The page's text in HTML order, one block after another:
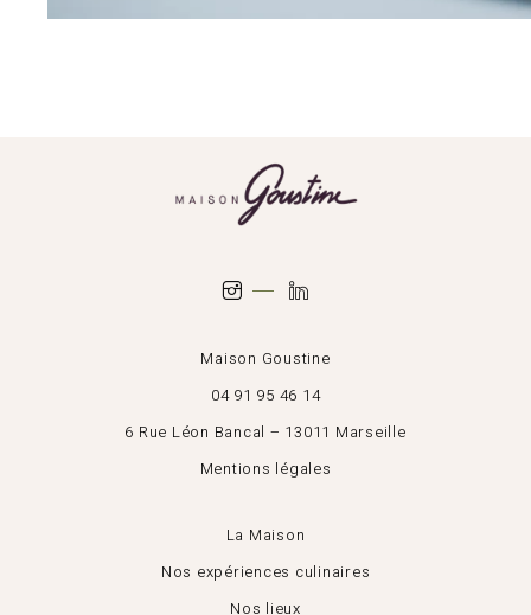
Maison Goustine
04 91 95 46 14
6 Rue Léon Bancal – 13011 Marseille
Mentions légales
La Maison
Nos expériences culinaires
Nos lieux